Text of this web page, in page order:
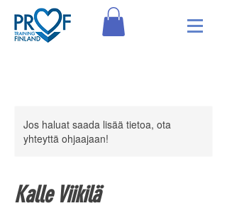
Jos haluat saada lisää tietoa, ota
yhteyttä ohjaajaan!
Kalle Viikilä